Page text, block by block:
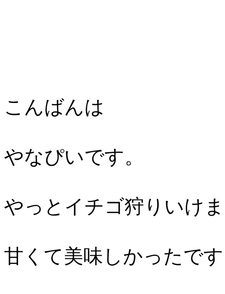
こんばんは
やなぴいです。
やっとイチゴ狩りいけ
甘くて美味しかったです